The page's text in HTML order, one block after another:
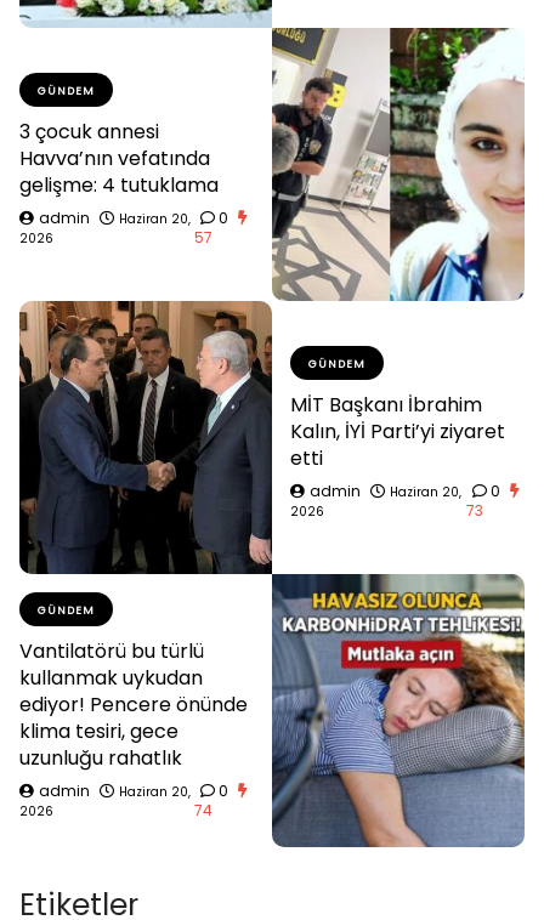
GÜNDEM
3 çocuk annesi
Havva’nın vefatında
gelişme: 4 tutuklama
admin
Haziran 20,
2026
0
57
GÜNDEM
MİT Başkanı İbrahim
Kalın, İYİ Parti’yi ziyaret
etti
admin
Haziran 20,
2026
0
73
GÜNDEM
Vantilatörü bu türlü
kullanmak uykudan
ediyor! Pencere önünde
klima tesiri, gece
uzunluğu rahatlık
admin
Haziran 20,
2026
0
74
Etiketler